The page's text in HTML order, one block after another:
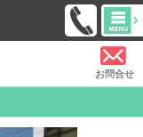
お問合せ